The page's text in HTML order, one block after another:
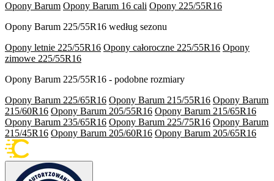
Opony Barum Opony Barum 16 cali Opony 225/55R16
Opony Barum 225/55R16 według sezonu
Opony letnie 225/55R16 Opony całoroczne 225/55R16 Opony
zimowe 225/55R16
Opony Barum 225/55R16 - podobne rozmiary
Opony Barum 225/65R16 Opony Barum 215/55R16 Opony Barum
215/60R16 Opony Barum 205/55R16 Opony Barum 215/65R16
Opony Barum 235/65R16 Opony Barum 225/75R16 Opony Barum
215/45R16 Opony Barum 205/60R16 Opony Barum 205/65R16